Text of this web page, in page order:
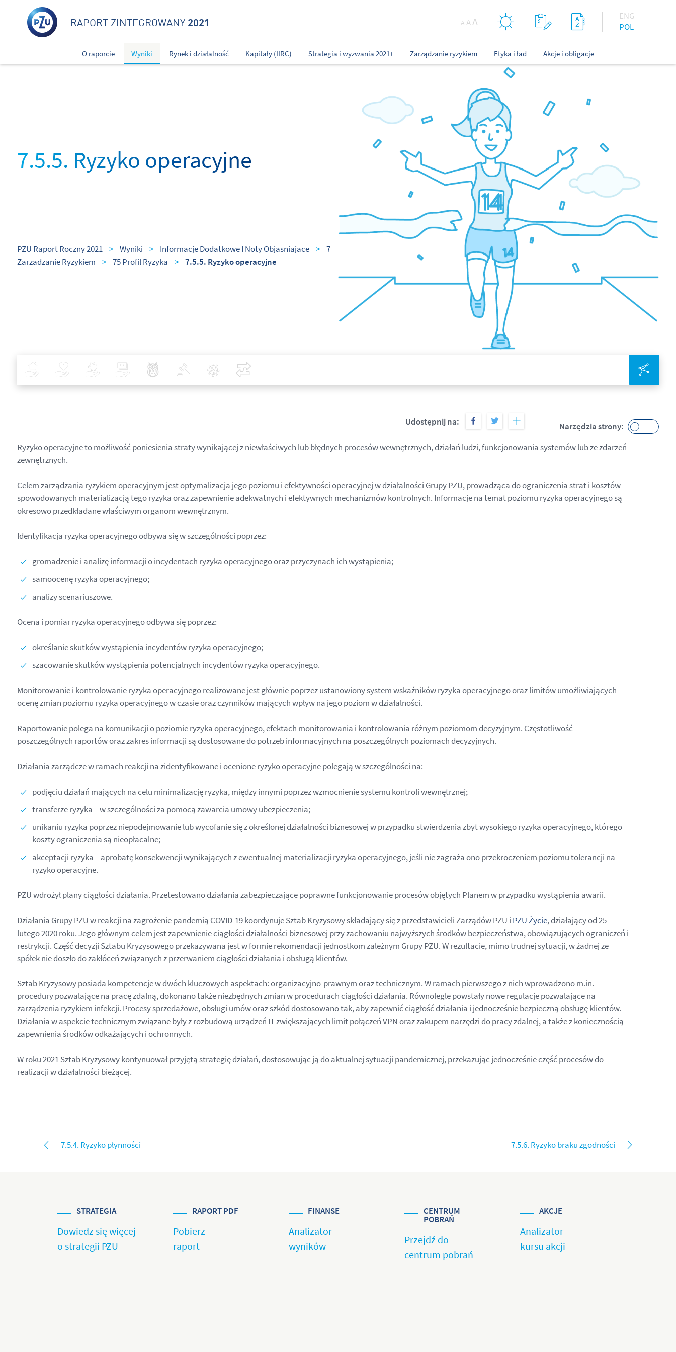
RAPORT ZINTEGROWANY 2021
ENG
POL
A AA
O raporcie Wyniki Rynek i działalność Kapitały (IIRC) Strategia i wyzwania 2021+ Zarządzanie ryzykiem Etyka i ład Akcje i obligacje
7.5.5. Ryzyko operacyjne
PZU Raport Roczny 2021 > Wyniki > Informacje Dodatkowe I Noty Objasniajace > 7
Zarzadzanie Ryzykiem
> 75 Profil Ryzyka > 7.5.5. Ryzyko operacyjne
Udostępnij na:
Zdrowie Inwestycje Bankowość Najlepsze Praktyki
Polityka Covid-19
Narzędzia strony:
Ryzyko operacyjne to możliwość poniesienia straty wynikającej z niewłaściwych lub błędnych procesów wewnętrznych, działań ludzi, funkcjonowania systemów lub ze zdarzeń
zewnętrznych.
Celem zarządzania ryzykiem operacyjnym jest optymalizacja jego poziomu i efektywności operacyjnej w działalności Grupy PZU, prowadząca do ograniczenia strat i kosztów
spowodowanych materializacją tego ryzyka oraz zapewnienie adekwatnych i efektywnych mechanizmów kontrolnych. Informacje na temat poziomu ryzyka operacyjnego są
okresowo przedkładane właściwym organom wewnętrznym.
Identyfikacja ryzyka operacyjnego odbywa się w szczególności poprzez:
gromadzenie i analizę informacji o incydentach ryzyka operacyjnego oraz przyczynach ich wystąpienia;
samoocenę ryzyka operacyjnego;
analizy scenariuszowe.
Ocena i pomiar ryzyka operacyjnego odbywa się poprzez:
określanie skutków wystąpienia incydentów ryzyka operacyjnego;
szacowanie skutków wystąpienia potencjalnych incydentów ryzyka operacyjnego.
Monitorowanie i kontrolowanie ryzyka operacyjnego realizowane jest głównie poprzez ustanowiony system wskaźników ryzyka operacyjnego oraz limitów umożliwiających
ocenę zmian poziomu ryzyka operacyjnego w czasie oraz czynników mających wpływ na jego poziom w działalności.
Raportowanie polega na komunikacji o poziomie ryzyka operacyjnego, efektach monitorowania i kontrolowania różnym poziomom decyzyjnym. Częstotliwość
poszczególnych raportów oraz zakres informacji są dostosowane do potrzeb informacyjnych na poszczególnych poziomach decyzyjnych.
Działania zarządcze w ramach reakcji na zidentyfikowane i ocenione ryzyko operacyjne polegają w szczególności na:
podjęciu działań mających na celu minimalizację ryzyka, między innymi poprzez wzmocnienie systemu kontroli wewnętrznej;
transferze ryzyka – w szczególności za pomocą zawarcia umowy ubezpieczenia;
unikaniu ryzyka poprzez niepodejmowanie lub wycofanie się z określonej działalności biznesowej w przypadku stwierdzenia zbyt wysokiego ryzyka operacyjnego, którego
koszty ograniczenia są nieopłacalne;
akceptacji ryzyka – aprobatę konsekwencji wynikających z ewentualnej materializacji ryzyka operacyjnego, jeśli nie zagraża ono przekroczeniem poziomu tolerancji na
ryzyko operacyjne.
PZU wdrożył plany ciągłości działania. Przetestowano działania zabezpieczające poprawne funkcjonowanie procesów objętych Planem w przypadku wystąpienia awarii.
Działania Grupy PZU w reakcji na zagrożenie pandemią COVID-19 koordynuje Sztab Kryzysowy składający się z przedstawicieli Zarządów PZU i PZU Życie, działający od 25
lutego 2020 roku. Jego głównym celem jest zapewnienie ciągłości działalności biznesowej przy zachowaniu najwyższych środków bezpieczeństwa, obowiązujących ograniczeń i
restrykcji. Część decyzji Sztabu Kryzysowego przekazywana jest w formie rekomendacji jednostkom zależnym Grupy PZU. W rezultacie, mimo trudnej sytuacji, w żadnej ze
spółek nie doszło do zakłóceń związanych z przerwaniem ciągłości działania i obsługą klientów.
Sztab Kryzysowy posiada kompetencje w dwóch kluczowych aspektach: organizacyjno-prawnym oraz technicznym. W ramach pierwszego z nich wprowadzono m.in.
procedury pozwalające na pracę zdalną, dokonano także niezbędnych zmian w procedurach ciągłości działania. Równolegle powstały nowe regulacje pozwalające na
zarządzenia ryzykiem infekcji. Procesy sprzedażowe, obsługi umów oraz szkód dostosowano tak, aby zapewnić ciągłość działania i jednocześnie bezpieczną obsługę klientów.
Działania w aspekcie technicznym związane były z rozbudową urządzeń IT zwiększających limit połączeń VPN oraz zakupem narzędzi do pracy zdalnej, a także z koniecznością
zapewnienia środków odkażających i ochronnych.
W roku 2021 Sztab Kryzysowy kontynuował przyjętą strategię działań, dostosowując ją do aktualnej sytuacji pandemicznej, przekazując jednocześnie część procesów do
realizacji w działalności bieżącej.
7.5.4. Ryzyko płynności 7.5.6. Ryzyko braku zgodności
STRATEGIA
Dowiedz się więcej
o strategii PZU
RAPORT PDF
Pobierz
raport
FINANSE
Analizator
wyników
CENTRUM
POBRAŃ
Przejdź do
centrum pobrań
AKCJE
Analizator
kursu akcji